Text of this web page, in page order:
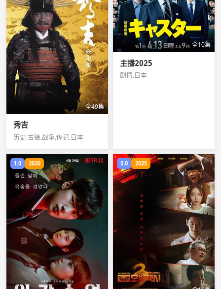
全49集
秀吉
历史,古装,战争,传记,日本
全10集
主播2025
剧情,日本
1.0 2020 5.0 2025